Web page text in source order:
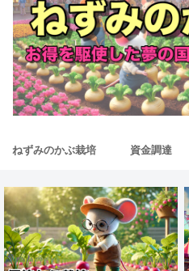
ねずみのかぶ栽培 資金調達